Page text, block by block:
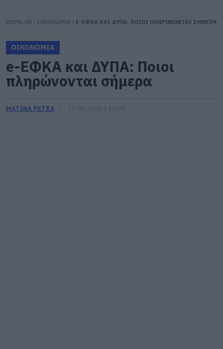
EVIMA.GR / ΟΙΚΟΝΟΜΙΑ / E-ΕΦΚΑ ΚΑΙ ΔΥΠΑ: ΠΟΙΟΙ ΠΛΗΡΩΝΟΝΤΑΙ ΣΗΜΕΡΑ
ΟΙΚΟΝΟΜΙΑ
e-ΕΦΚΑ και ΔΥΠΑ: Ποιοι
πληρώνονται σήμερα
ΜΑΤΙΝΑ ΡΕΤΣΑ